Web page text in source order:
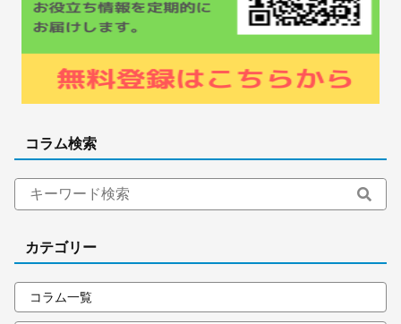
コラム検索
カテゴリー
コラム一覧